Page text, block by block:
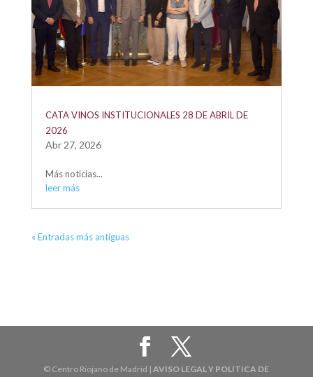
CATA VINOS INSTITUCIONALES 28 DE ABRIL DE
2026
Abr 27, 2026
Más noticias...
leer más
« Entradas más antiguas
© Centro Riojano de Madrid |AVISO LEGAL Y POLITICA DE